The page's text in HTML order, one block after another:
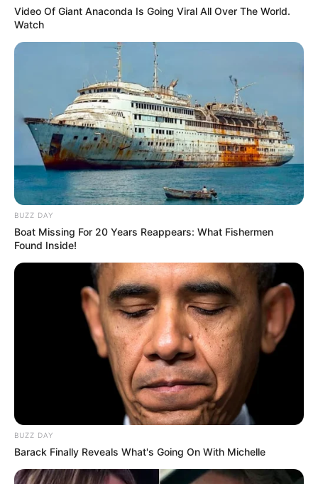
Video Of Giant Anaconda Is Going Viral All Over The World.
Watch
BUZZ DAY
Boat Missing For 20 Years Reappears: What Fishermen
Found Inside!
BUZZ DAY
Barack Finally Reveals What's Going On With Michelle